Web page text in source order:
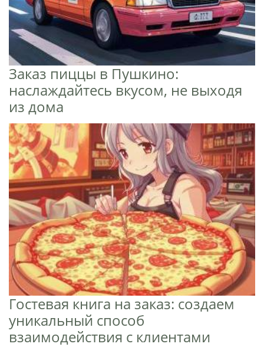
Заказ пиццы в Пушкино:
наслаждайтесь вкусом, не выходя
из дома
Гостевая книга на заказ: создаем
уникальный способ
взаимодействия с клиентами